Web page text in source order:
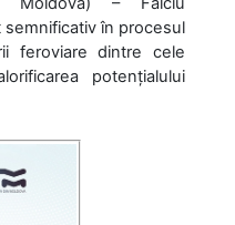
semnificativ în procesul
feroviare dintre cele
potențialului